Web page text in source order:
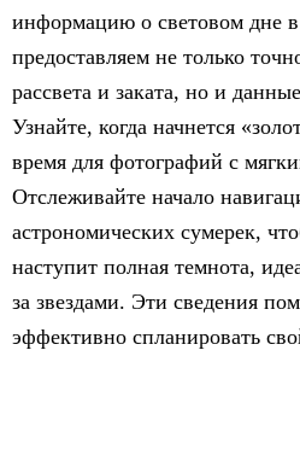
информацию о световом дне
предоставляем не только
рассвета и заката, но и
Узнайте, когда начнется
время для фотографий с
Отслеживайте начало
астрономических сумерек,
наступит полная темнота,
за звездами. Эти сведения
эффективно спланировать